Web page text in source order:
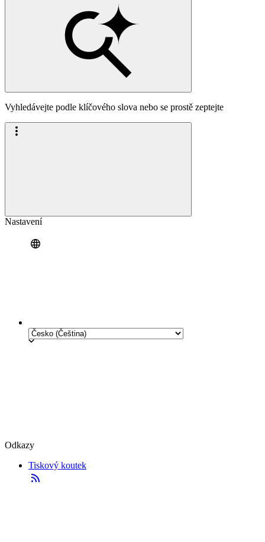
Vyhledávejte podle klíčového slova nebo se prostě zeptejte
Nastavení
Odkazy
Tiskový koutek